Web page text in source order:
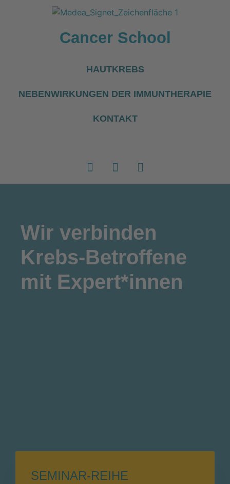
Cancer School
HAUTKREBS
NEBENWIRKUNGEN DER IMMUNTHERAPIE
KONTAKT
Wir verbinden
Krebs-Betroffene
mit Expert*innen
SEMINAR-REIHE